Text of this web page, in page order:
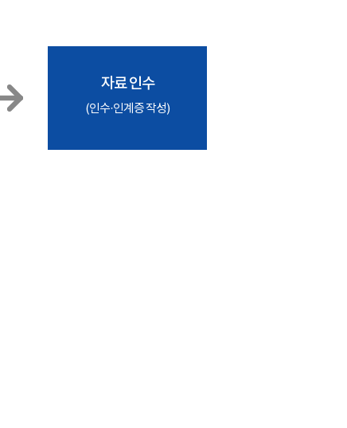
자료 인수
(인수·인계증 작성)